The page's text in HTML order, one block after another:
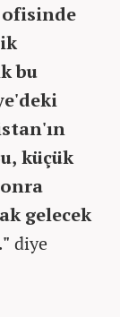
ofisinde
bu
küçük
gelecek
diye